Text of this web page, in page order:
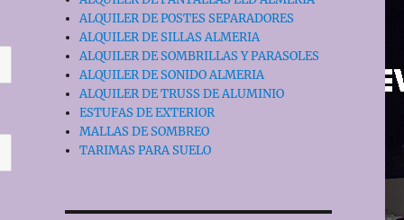
ALQUILER DE POSTES SEPARADORES
ALQUILER DE SILLAS ALMERIA
ALQUILER DE SOMBRILLAS Y PARASOLES
ALQUILER DE SONIDO ALMERIA
ALQUILER DE TRUSS DE ALUMINIO
ESTUFAS DE EXTERIOR
MALLAS DE SOMBREO
TARIMAS PARA SUELO